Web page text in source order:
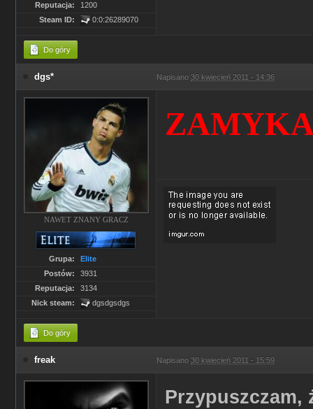
Reputacja:
1200
Steam ID:
0:0:26289070
Do góry
dgs* Napisano 30 kwiecień 2011 - 14:36
NAWET ZNANY GRACZ
Grupa:
Elite
Postów:
3931
Reputacja:
3134
Nick steam:
dgsdgsdgs
Do góry
freak Napisano 30 kwiecień 2011 - 15:59
Przypuszczam,